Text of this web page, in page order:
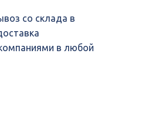
со склада в
в любой